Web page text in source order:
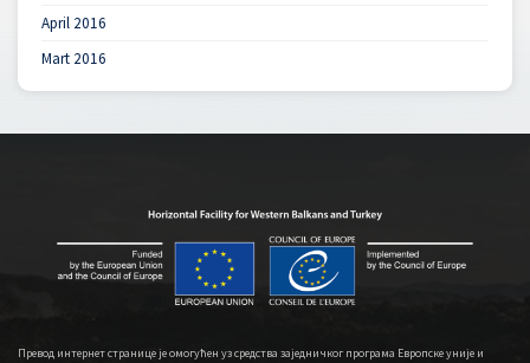
April 2016
Mart 2016
Превод интернет странице је омогућен уз средства заједничког програма Европске уније и